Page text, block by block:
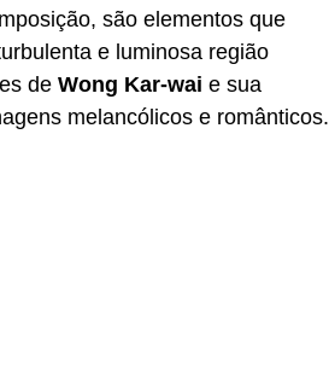
são elementos que
e luminosa região
de Wong Kar-wai e sua
melancólicos e românticos.